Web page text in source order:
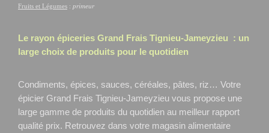
Fruits et Légumes : primeur
Le rayon épiceries Grand Frais Tignieu-Jameyzieu
: un
large choix de produits pour le quotidien
Condiments, épices, sauces, céréales, pâtes, riz… Votre
épicier Grand Frais Tignieu-Jameyzieu vous propose une
large gamme de produits du quotidien au meilleur rapport
qualité prix. Retrouvez dans votre magasin alimentaire